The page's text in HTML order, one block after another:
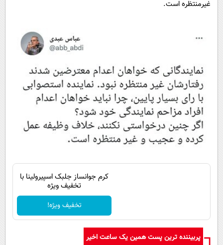
غیرمنتظره است.
کرم جوانساز جلبک اسپیرولینا با
تخفیف ویژه
تخفیف ویژه!
پربیننده ترین پست همین یک ساعت اخیر